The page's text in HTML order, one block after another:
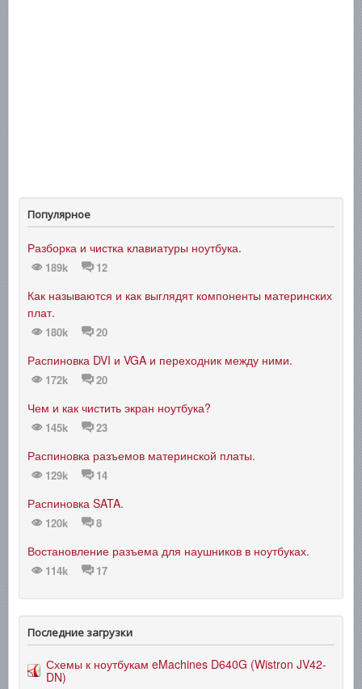
Популярное
Разборка и чистка клавиатуры ноутбука.
189k 12
Как называются и как выглядят компоненты материнских
плат.
180k 20
Распиновка DVI и VGA и переходник между ними.
172k 20
Чем и как чистить экран ноутбука?
145k 23
Распиновка разъемов материнской платы.
129k 14
Распиновка SATA.
120k 8
Востановление разъема для наушников в ноутбуках.
114k 17
Последние загрузки
Схемы к ноутбукам eMachines D640G (Wistron JV42-
DN)